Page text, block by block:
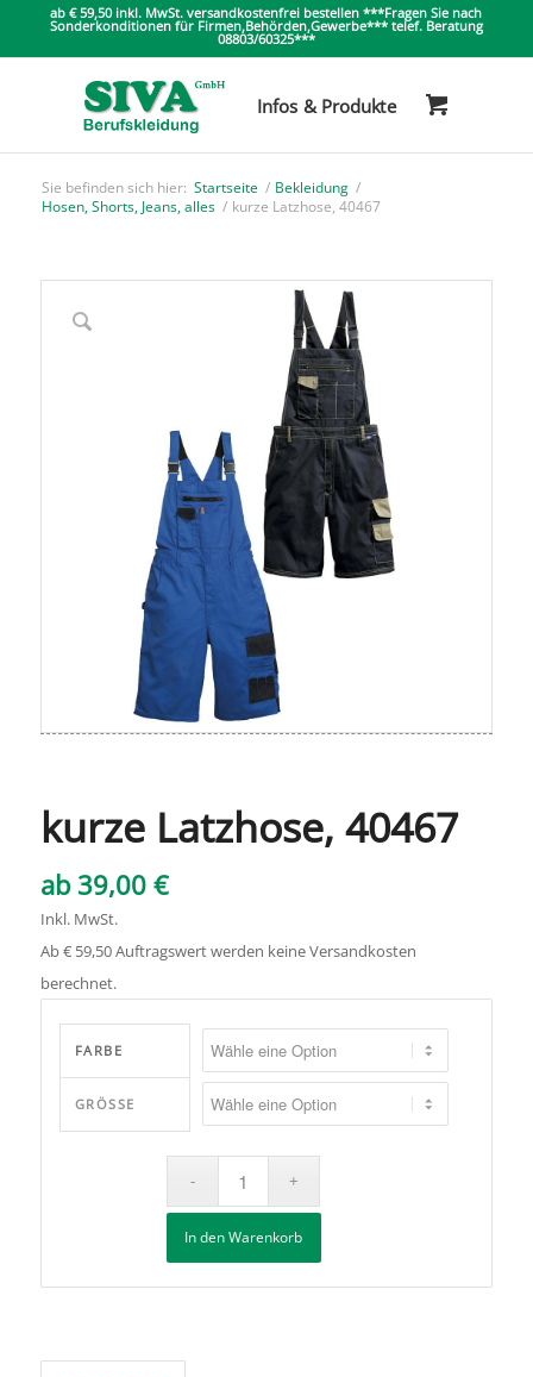
ab € 59,50 inkl. MwSt. versandkostenfrei bestellen ***Fragen Sie nach
Sonderkonditionen für Firmen,Behörden,Gewerbe*** telef. Beratung
08803/60325***
Sie befinden sich hier: Startseite / Bekleidung /
Hosen, Shorts, Jeans, alles / kurze Latzhose, 40467
kurze Latzhose, 40467
ab 39,00 €
Inkl. MwSt.
Ab € 59,50 Auftragswert werden keine Versandkosten
berechnet.
FARBE
GRÖSSE
In den Warenkorb